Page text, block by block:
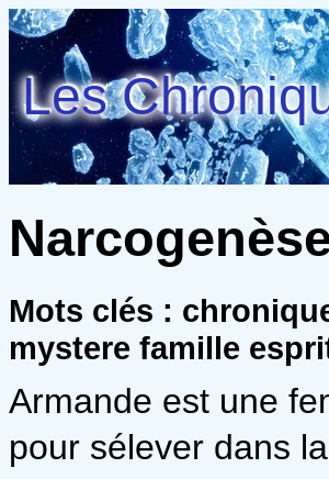
Les
Mots clés :
mystere famille
Armande est une
pour sélever dans